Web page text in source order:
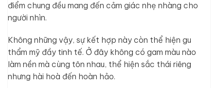
điểm chung đều mang đến cảm giác nhẹ nhàng cho
người nhìn.
Không những vậy, sự kết hợp này còn thể hiện gu
thẩm mỹ đầy tinh tế. Ở đây không có gam màu nào
làm nền mà cùng tôn nhau, thể hiện sắc thái riêng
nhưng hài hoà đến hoàn hảo.